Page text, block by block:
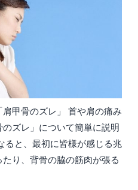
甲骨のズレ」 首や肩の痛み
ズレ」について簡単に説明
ると、最初に皆様が感じる兆
り、背骨の脇の筋肉が張る